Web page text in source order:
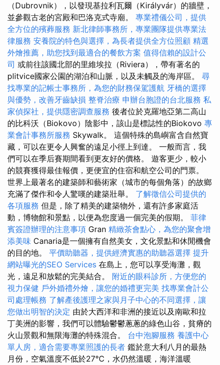
（Dubrovnik），以發現基拉利瓦爾（Királyvár）的牆壁，
並參觀古老的宮殿和巴洛克式寺廟。 專業禮儀公司，提供
全方位的殯葬服務 新北律師事務所，專業團隊提供專業法
律服務 安養院的特色與選擇，為長者提供全方位照顧 精選
外燴推薦，助您找到最適合的餐飲方案 值得信賴的設計公
司 或前往該國北部的里維埃拉（Riviera），帶有著名的
plitvice國家公園的湖泊和山脈，以及未觸及的海岸區。 尋
找專業的記帳士事務所，為您的財務保駕護航 牙橋的選擇
與優勢，改善牙齒缺損 整脊治療 申辦台胞證的台北服務 私
家偵探社，提供隱密調查服務 後者位於克羅地亞第二高山
的比科沃（Biokovo）陰影中，該山是標誌性的Biokovo 專
業會計事務所服務 Skywalk。 這個特殊的島嶼富含自然寶
藏，可以在更令人興奮的遠足小徑上到達。 一般而言，我
們可以在季后賽期間看到更友好的價格。 遊客更少，較小
的競賽獲得最佳報價，更便宜的住宿和航空公司的門票。
世界上最著名的建築師和藝術家（城市的每個角落）的故鄉
充滿了傑作和令人驚嘆的建築壯舉。 了解徵信公司提供的
各項服務 但是，除了精美的建築物外，還有許多家庭活
動，博物館和景點，以便為您度過一個完美的假期。 菲律
賓簽證辦理的注意事項 Gran 精緻茶會點心，為您的聚會增
添美味 Canaria是一個擁有自然美女，文化景點和休閒機會
的目的地。 平價助聽器，提供經濟實惠的助聽器選擇 提升
網站曝光的SEO Services 在島上，您可以享受海灘，觀
光，遠足和放鬆的完美結合。 附近的眼科診所，方便您的
視力保健 戶外婚禮外燴，讓您的婚禮更完美 找專業會計公
司處理帳務 了解產後護理之家與月子中心的不同選擇，讓
您做出明智的決定 由於大西洋和非洲的接近以及南歐和拉
丁美洲的影響，我們可以體驗鬱鬱蔥蔥的綠色山谷，貧瘠的
火山景觀和無限海灘的特殊混合。 台中泡腳服務 養護中心
單人房，適合需要專業照護的長者 鑑於意大利八月的最熱
月份，空氣溫度不低於27°C，水仍然溫暖，海洋溫暖